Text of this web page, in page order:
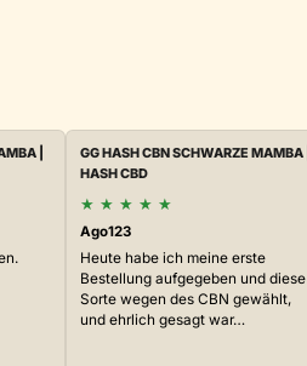
|
GG HASH CBN SCHWARZE MAMBA |
HASH CBD
★ ★ ★ ★ ★
Ago123
Heute habe ich meine erste
Bestellung aufgegeben und diese
Sorte wegen des CBN gewählt,
und ehrlich gesagt war…